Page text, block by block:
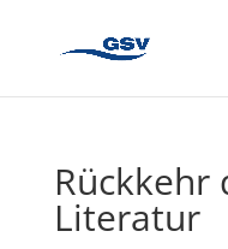
Literatur